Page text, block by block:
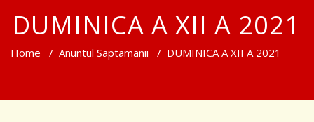
DUMINICA A XII A 2021
Home / Anuntul Saptamanii / DUMINICA A XII A 2021